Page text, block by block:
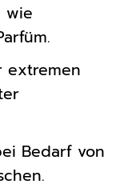
wie
extremen
Bedarf von